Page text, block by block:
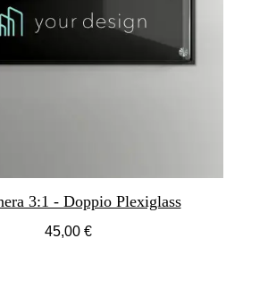
3:1 - Doppio Plexiglass
45,00 €